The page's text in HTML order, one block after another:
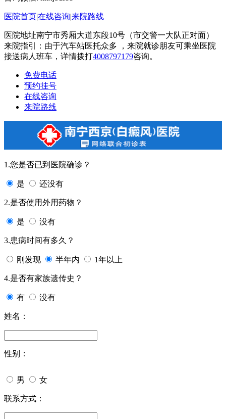
医院首页|在线咨询|来院路线
医院地址南宁市秀厢大道东段10号（市交警一大队正对面）
来院指引：由于汽车站医托众多 ，来院就诊朋友可乘坐医院
接送病人班车，详情拨打4008797179咨询。
免费电话
预约挂号
在线咨询
来院路线
1.您是否已到医院确诊？
是 还没有
2.是否使用外用药物？
是 没有
3.患病时间有多久？
刚发现 半年内 1年以上
4.是否有家族遗传史？
有 没有
姓名：
性别：
男 女
联系方式：